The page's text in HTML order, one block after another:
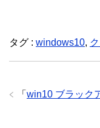
タグ : windows10,
「 win10 ブラック